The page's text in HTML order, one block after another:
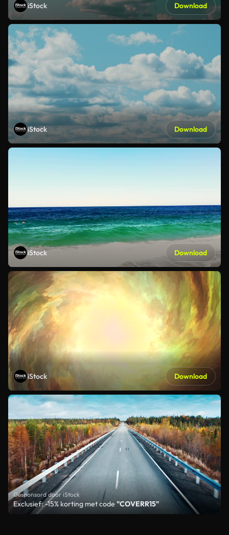
iStock Download
iStock Download
iStock Download
iStock Download
Gesponsord door iStock
Exclusief: -15% korting met code"COVERR15"